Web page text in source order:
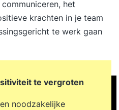
het
krachten in je team
te werk gaan
te vergroten
noodzakelijke